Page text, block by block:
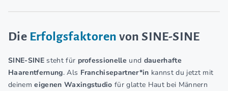
Die Erfolgsfaktoren von SINE-SINE
SINE-SINEsteht für professionelle und dauerhafte
Haarentfernung. Als Franchisepartner*in kannst du jetzt mit
deinem eigenen Waxingstudiofür glatte Haut bei Männern